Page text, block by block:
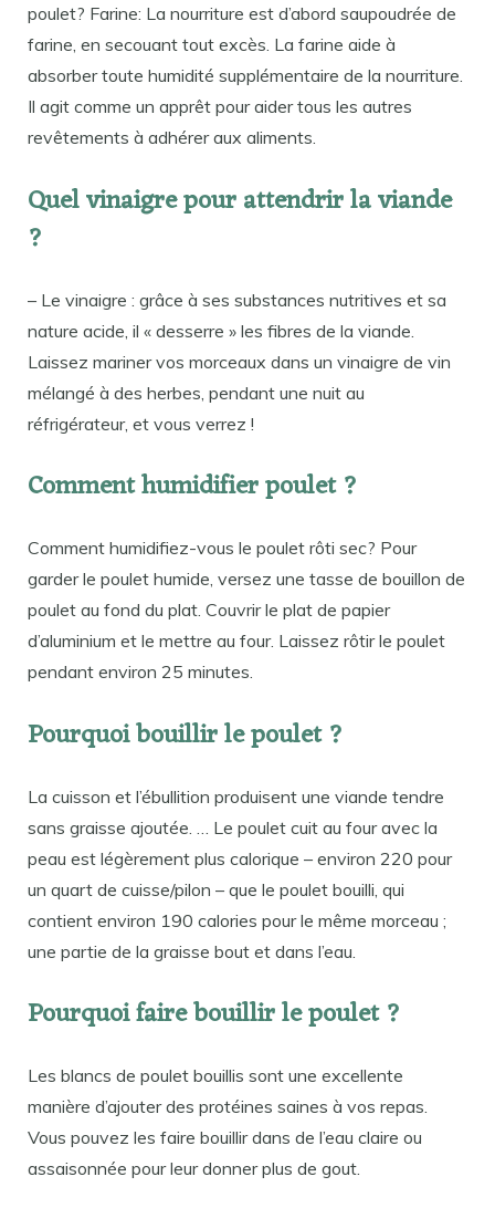
poulet? Farine: La nourriture est d’abord saupoudrée de
farine, en secouant tout excès. La farine aide à
absorber toute humidité supplémentaire de la nourriture.
Il agit comme un apprêt pour aider tous les autres
revêtements à adhérer aux aliments.
Quel vinaigre pour attendrir la viande
?
– Le vinaigre : grâce à ses substances nutritives et sa
nature acide, il « desserre » les fibres de la viande.
Laissez mariner vos morceaux dans un vinaigre de vin
mélangé à des herbes, pendant une nuit au
réfrigérateur, et vous verrez !
Comment humidifier poulet ?
Comment humidifiez-vous le poulet rôti sec? Pour
garder le poulet humide, versez une tasse de bouillon de
poulet au fond du plat. Couvrir le plat de papier
d’aluminium et le mettre au four. Laissez rôtir le poulet
pendant environ 25 minutes.
Pourquoi bouillir le poulet ?
La cuisson et l’ébullition produisent une viande tendre
sans graisse ajoutée. … Le poulet cuit au four avec la
peau est légèrement plus calorique – environ 220 pour
un quart de cuisse/pilon – que le poulet bouilli, qui
contient environ 190 calories pour le même morceau ;
une partie de la graisse bout et dans l’eau.
Pourquoi faire bouillir le poulet ?
Les blancs de poulet bouillis sont une excellente
manière d’ajouter des protéines saines à vos repas.
Vous pouvez les faire bouillir dans de l’eau claire ou
assaisonnée pour leur donner plus de gout.